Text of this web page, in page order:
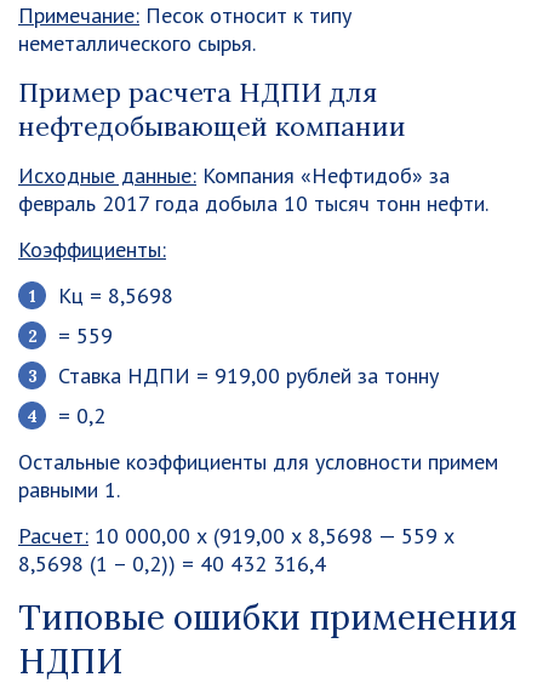
Примечание: Песок относит к типу
неметаллического сырья.
Пример расчета НДПИ для
нефтедобывающей компании
Исходные данные: Компания «Нефтидоб» за
февраль 2017 года добыла 10 тысяч тонн нефти.
Коэффициенты:
Кц = 8,5698
= 559
Ставка НДПИ = 919,00 рублей за тонну
= 0,2
Остальные коэффициенты для условности примем
равными 1.
Расчет: 10 000,00 х (919,00 х 8,5698 — 559 х
8,5698 (1 – 0,2)) = 40 432 316,4
Типовые ошибки применения
НДПИ